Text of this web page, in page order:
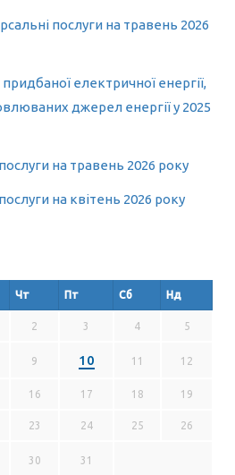
послуги на травень 2026
електричної енергії,
джерел енергії у 2025
на травень 2026 року
на квітень 2026 року
Чт Пт Сб Нд
2 3 4 5
9 10 11 12
16 17 18 19
23 24 25 26
30 31